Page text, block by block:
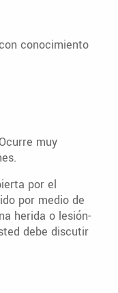
conocimiento
muy
por el
por medio de
herida o lesión-
debe discutir